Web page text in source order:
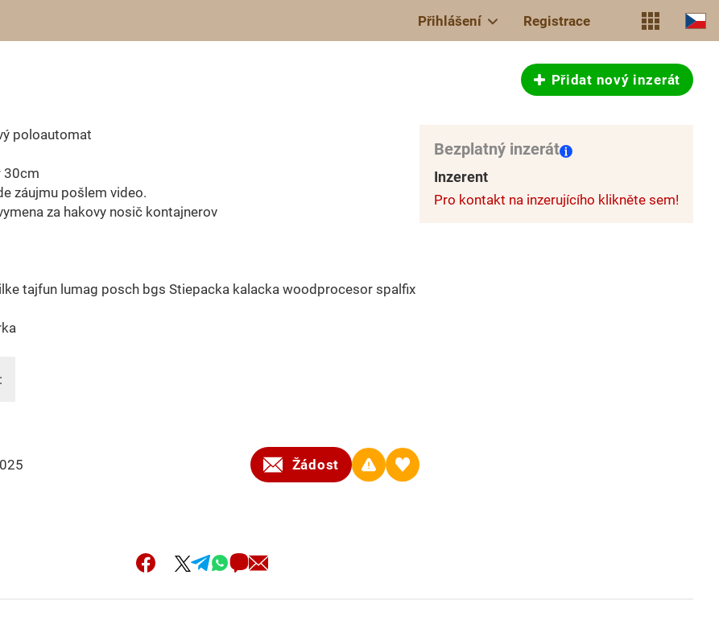
Přihlášení Registrace
Přidat nový inzerát
poloautomat
30cm
záujmu pošlem video.
za hakovy nosič kontajnerov
tajfun lumag posch bgs Stiepacka kalacka woodprocesor spalfix
Žádost
Bezplatný inzerát
Inzerent
Pro kontakt na inzerujícího klikněte sem!